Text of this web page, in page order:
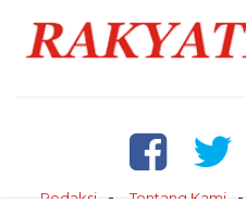
Redaksi Tentang Kami